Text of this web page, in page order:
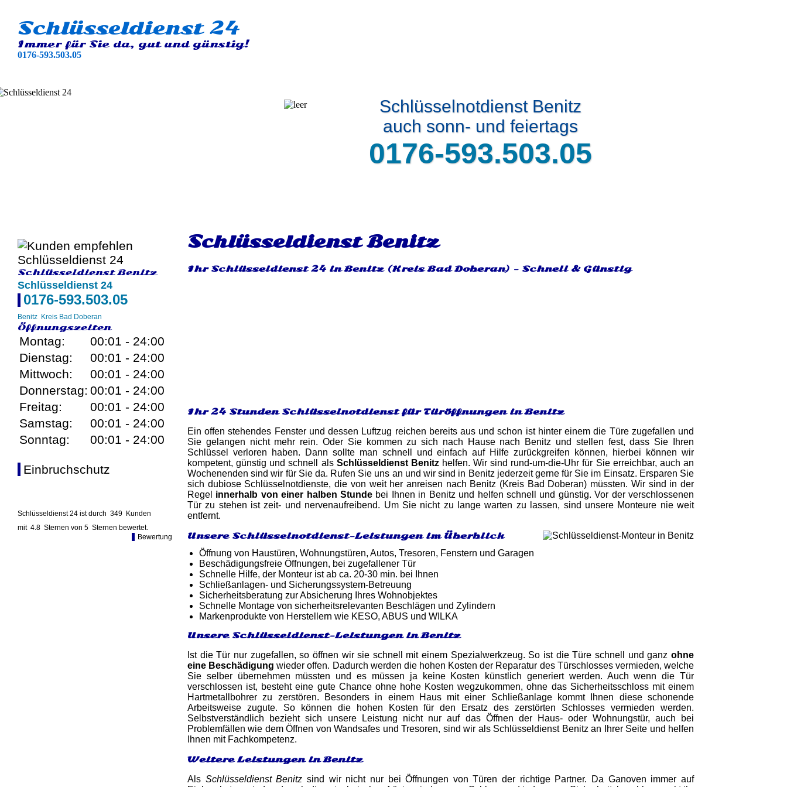
Schlüsseldienst 24
Immer für Sie da, gut und günstig!
0176-593.503.05
Schlüsselnotdienst Benitz
auch sonn- und feiertags
0176-593.503.05
Schlüsseldienst Benitz
Schlüsseldienst 24
0176-593.503.05
Benitz Kreis Bad Doberan
Öffnungszeiten
Montag:
00:01 - 24:00
Dienstag:
00:01 - 24:00
Mittwoch:
00:01 - 24:00
Donnerstag: 00:01 - 24:00
Freitag:
00:01 - 24:00
Samstag:
00:01 - 24:00
Sonntag:
00:01 - 24:00
Einbruchschutz
Schlüsseldienst 24 ist durch 349 Kunden
mit 4.8 Sternen von 5 Sternen bewertet.
Bewertung
Schlüsseldienst Benitz
Ihr Schlüsseldienst 24 in Benitz (Kreis Bad Doberan) - Schnell & Günstig
Ihr 24 Stunden Schlüsselnotdienst für Türöffnungen in Benitz
Ein offen stehendes Fenster und dessen Luftzug reichen bereits aus und schon ist hinter einem die Türe zugefallen und
Sie gelangen nicht mehr rein. Oder Sie kommen zu sich nach Hause nach Benitz und stellen fest, dass Sie Ihren
Schlüssel verloren haben. Dann sollte man schnell und einfach auf Hilfe zurückgreifen können, hierbei können wir
kompetent, günstig und schnell als Schlüsseldienst Benitzhelfen. Wir sind rund-um-die-Uhr für Sie erreichbar, auch an
Wochenenden sind wir für Sie da. Rufen Sie uns an und wir sind in Benitz jederzeit gerne für Sie im Einsatz. Ersparen Sie
sich dubiose Schlüsselnotdienste, die von weit her anreisen nach Benitz (Kreis Bad Doberan) müssten. Wir sind in der
Regel innerhalb von einer halben Stunde bei Ihnen in Benitz und helfen schnell und günstig. Vor der verschlossenen
Tür zu stehen ist zeit- und nervenaufreibend. Um Sie nicht zu lange warten zu lassen, sind unsere Monteure nie weit
entfernt.
Unsere Schlüsselnotdienst-Leistungen im Überblick
Öffnung von Haustüren, Wohnungstüren, Autos, Tresoren, Fenstern und Garagen
Beschädigungsfreie Öffnungen, bei zugefallener Tür
Schnelle Hilfe, der Monteur ist ab ca. 20-30 min. bei Ihnen
Schließanlagen- und Sicherungssystem-Betreuung
Sicherheitsberatung zur Absicherung Ihres Wohnobjektes
Schnelle Montage von sicherheitsrelevanten Beschlägen und Zylindern
Markenprodukte von Herstellern wie KESO, ABUS und WILKA
Unsere Schlüsseldienst-Leistungen in Benitz
Ist die Tür nur zugefallen, so öffnen wir sie schnell mit einem Spezialwerkzeug. So ist die Türe schnell und ganz ohne
eine Beschädigung wieder offen. Dadurch werden die hohen Kosten der Reparatur des Türschlosses vermieden, welche
Sie selber übernehmen müssten und es müssen ja keine Kosten künstlich generiert werden. Auch wenn die Tür
verschlossen ist, besteht eine gute Chance ohne hohe Kosten wegzukommen, ohne das Sicherheitsschloss mit einem
Hartmetallbohrer zu zerstören. Besonders in einem Haus mit einer Schließanlage kommt Ihnen diese schonende
Arbeitsweise zugute. So können die hohen Kosten für den Ersatz des zerstörten Schlosses vermieden werden.
Selbstverständlich bezieht sich unsere Leistung nicht nur auf das Öffnen der Haus- oder Wohnungstür, auch bei
Problemfällen wie dem Öffnen von Wandsafes und Tresoren, sind wir als Schlüsseldienst Benitz an Ihrer Seite und helfen
Ihnen mit Fachkompetenz.
Weitere Leistungen in Benitz
Als Schlüsseldienst Benitz sind wir nicht nur bei Öffnungen von Türen der richtige Partner. Da Ganoven immer auf